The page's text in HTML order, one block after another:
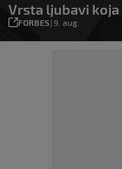
Vrsta ljubavi
FORBES| 9. aug.